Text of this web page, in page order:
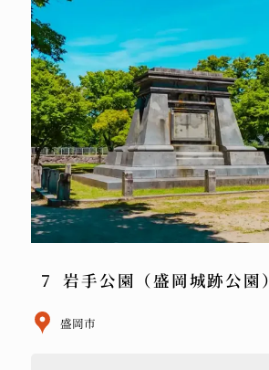
岩手公園（盛岡城跡公園）
盛岡市